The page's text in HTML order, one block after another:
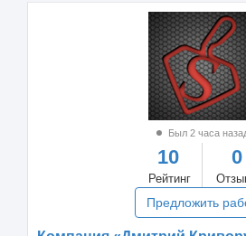
Был 2 часа
10
Рейтинг
0
Предложить